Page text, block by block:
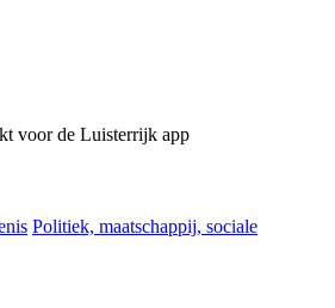
voor de Luisterrijk app
Politiek, maatschappij, sociale